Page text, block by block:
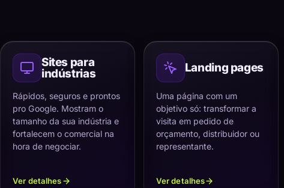
Sites para
indústrias
Rápidos, seguros e prontos
pro Google. Mostram o
tamanho da sua indústria e
fortalecem o comercial na
hora de negociar.
Ver detalhes
Landing pages
Uma página com um
objetivo só: transformar a
visita em pedido de
orçamento, distribuidor ou
representante.
Ver detalhes